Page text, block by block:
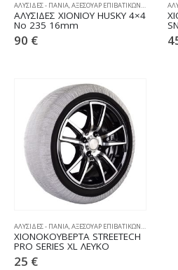
ΑΛΥΣΙΔΕΣ - ΠΑΝΙΑ,ΑΞΕΣΟΥΑΡ ΕΠΙΒΑΤΙΚΩΝ,
ΑΛΥΣΙΔΕΣ ΧΙΟΝΙΟΥ HUSKY 4×4
No 235 16mm
90 €
ΑΛΥΣΙΔΕΣ - ΠΑΝΙΑ,ΑΞΕΣΟΥΑΡ ΕΠΙΒΑΤΙΚΩΝ,
ΧΙΟΝΟΚΟΥΒΕΡΤΑ STREETECH
PRO SERIES XL ΛΕΥΚΟ
25 €